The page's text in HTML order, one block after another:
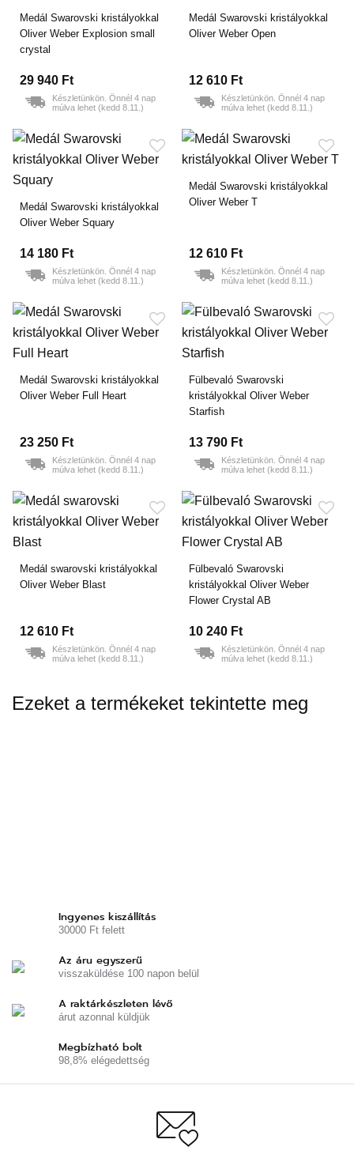
Medál Swarovski kristályokkal
Oliver Weber Explosion small
crystal
29 940 Ft
Készletünkön. Önnél 4 nap
múlva lehet (kedd 8.11.)
Medál Swarovski kristályokkal
Oliver Weber Open
12 610 Ft
Készletünkön. Önnél 4 nap
múlva lehet (kedd 8.11.)
Medál Swarovski kristályokkal
Oliver Weber Squary
14 180 Ft
Készletünkön. Önnél 4 nap
múlva lehet (kedd 8.11.)
Medál Swarovski kristályokkal
Oliver Weber T
12 610 Ft
Készletünkön. Önnél 4 nap
múlva lehet (kedd 8.11.)
Medál Swarovski kristályokkal
Oliver Weber Full Heart
23 250 Ft
Készletünkön. Önnél 4 nap
múlva lehet (kedd 8.11.)
Fülbevaló Swarovski
kristályokkal Oliver Weber
Starfish
13 790 Ft
Készletünkön. Önnél 4 nap
múlva lehet (kedd 8.11.)
Medál swarovski kristályokkal
Oliver Weber Blast
12 610 Ft
Készletünkön. Önnél 4 nap
múlva lehet (kedd 8.11.)
Fülbevaló Swarovski
kristályokkal Oliver Weber
Flower Crystal AB
10 240 Ft
Készletünkön. Önnél 4 nap
múlva lehet (kedd 8.11.)
Ezeket a termékeket tekintette meg
Ingyenes kiszállítás
30000 Ft felett
Az áru egyszerű
visszaküldése 100 napon belül
A raktárkészleten lévő
árut azonnal küldjük
Megbízható bolt
98,8% elégedettség